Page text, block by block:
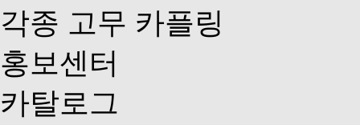
각종 고무 카플링
홍보센터
카탈로그